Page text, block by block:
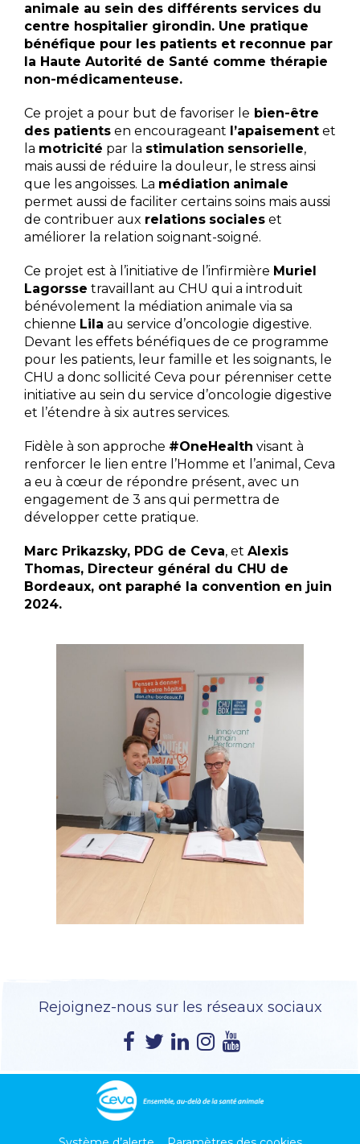
animale au sein des différents services du
centre hospitalier girondin. Une pratique
bénéfique pour les patients et reconnue par
la Haute Autorité de Santé comme thérapie
non-médicamenteuse.
Ce projet a pour but de favoriser le bien-être
des patients en encourageant l’apaisement et
la motricité par la stimulation sensorielle,
mais aussi de réduire la douleur, le stress ainsi
que les angoisses. La médiation animale
permet aussi de faciliter certains soins mais aussi
de contribuer aux relations sociales et
améliorer la relation soignant-soigné.
Ce projet est à l’initiative de l’infirmière Muriel
Lagorsse travaillant au CHU qui a introduit
bénévolement la médiation animale via sa
chienne Lila au service d’oncologie digestive.
Devant les effets bénéfiques de ce programme
pour les patients, leur famille et les soignants, le
CHU a donc sollicité Ceva pour pérenniser cette
initiative au sein du service d’oncologie digestive
et l’étendre à six autres services.
Fidèle à son approche #OneHealth visant à
renforcer le lien entre l’Homme et l’animal, Ceva
a eu à cœur de répondre présent, avec un
engagement de 3 ans qui permettra de
développer cette pratique.
Marc Prikazsky, PDG de Ceva, et Alexis
Thomas, Directeur général du CHU de
Bordeaux, ont paraphé la convention en juin
2024.
Rejoignez-nous sur les réseaux sociaux